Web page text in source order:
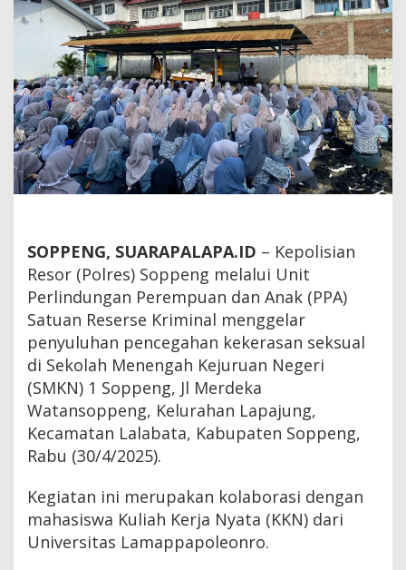
SOPPENG, SUARAPALAPA.ID – Kepolisian
Resor (Polres) Soppeng melalui Unit
Perlindungan Perempuan dan Anak (PPA)
Satuan Reserse Kriminal menggelar
penyuluhan pencegahan kekerasan seksual
di Sekolah Menengah Kejuruan Negeri
(SMKN) 1 Soppeng, Jl Merdeka
Watansoppeng, Kelurahan Lapajung,
Kecamatan Lalabata, Kabupaten Soppeng,
Rabu (30/4/2025).
Kegiatan ini merupakan kolaborasi dengan
mahasiswa Kuliah Kerja Nyata (KKN) dari
Universitas Lamappapoleonro.